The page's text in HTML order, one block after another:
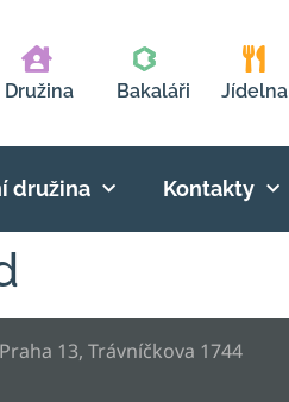
Družina Bakaláři Jídelna
družina Kontakty
13, Trávníčkova 1744